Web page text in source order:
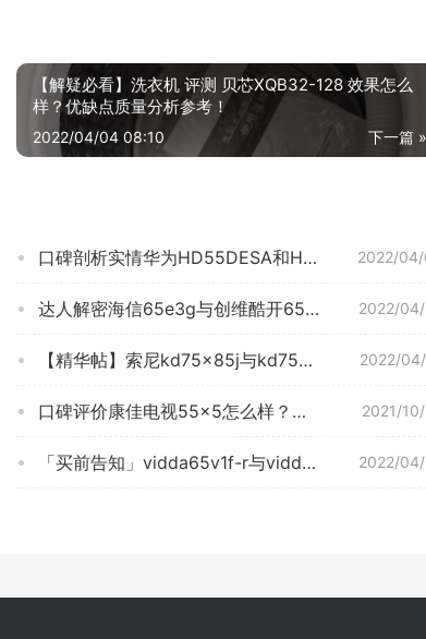
【解疑必看】洗衣机 评测 贝芯XQB32-128 效果怎么
样？优缺点质量分析参考！
下一篇 »
2022/04/04 08:10
2022/
口碑剖析实情华为HD55DESA和HDl55DESY区别哪款更好？评测解读该怎么选
2022/
达人解密海信65e3g与创维酷开65-p70哪个？评测质量好不好
2022/
【精华帖】索尼kd75x85j与kd75x9000h哪个比较好？深度剖析功能区别
2021/
口碑评价康佳电视55×5怎么样？功能真的不好吗
2022/
「买前告知」vidda65v1f-r与vidda65v1f-s哪款更好？这样选不盲目